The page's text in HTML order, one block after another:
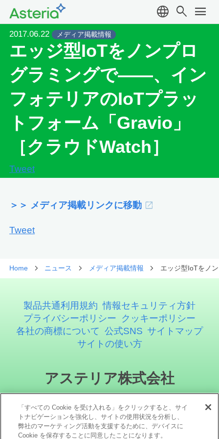
language search menu
2017.06.22 メディア掲載情報
エッジ型IoTをノンプロ
グラミングで――、イン
フォテリアのIoTプラッ
トフォーム「Gravio」
［クラウドWatch］
Tweet
＞＞ メディア掲載リンクに移動
Tweet
Home ニュース メディア掲載情報 エッジ型IoTをノ
製品共通利用規約 情報セキュリティ方針
プライバシーポリシー
クッキーポリシー
各社の商標について 公式SNS サイトマップ
サイトの使い方
アステリア株式会社
「すべての Cookie を受け入れる」をクリックすると、サイ
トナビゲーションを強化し、サイトの使用状況を分析し、
弊社のマーケティング活動を支援するために、デバイスに
Cookie を保存することに同意したことになります。